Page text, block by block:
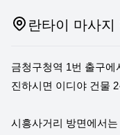
란타이 마사지
금청구청역 1번 출구
진하시면 이디야 건물
시흥사거리 방면에서